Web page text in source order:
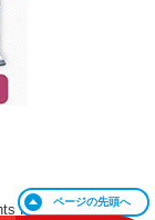
ページの先頭へ
Reserved.